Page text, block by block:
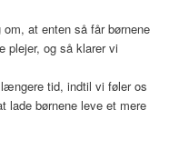
at enten så får børnene
plejer, og så klarer vi
tid, indtil vi føler os
lade børnene leve et mere